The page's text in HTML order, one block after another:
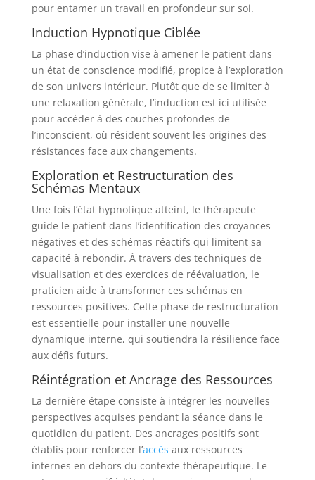
pour entamer un travail en profondeur sur soi.
Induction Hypnotique Ciblée
La phase d’induction vise à amener le patient dans
un état de conscience modifié, propice à l’exploration
de son univers intérieur. Plutôt que de se limiter à
une relaxation générale, l’induction est ici utilisée
pour accéder à des couches profondes de
l’inconscient, où résident souvent les origines des
résistances face aux changements.
Exploration et Restructuration des
Schémas Mentaux
Une fois l’état hypnotique atteint, le thérapeute
guide le patient dans l’identification des croyances
négatives et des schémas réactifs qui limitent sa
capacité à rebondir. À travers des techniques de
visualisation et des exercices de réévaluation, le
praticien aide à transformer ces schémas en
ressources positives. Cette phase de restructuration
est essentielle pour installer une nouvelle
dynamique interne, qui soutiendra la résilience face
aux défis futurs.
Réintégration et Ancrage des Ressources
La dernière étape consiste à intégrer les nouvelles
perspectives acquises pendant la séance dans le
quotidien du patient. Des ancrages positifs sont
établis pour renforcer l’accès aux ressources
internes en dehors du contexte thérapeutique. Le